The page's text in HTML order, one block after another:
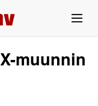
muunnin